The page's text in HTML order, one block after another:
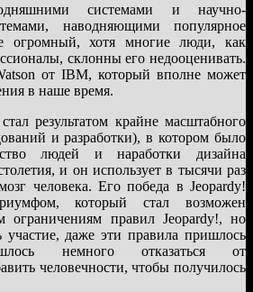
системами и научно-
наводняющими популярное
огромный, хотя многие люди, как
склонны его недооценивать.
от IBM, который вполне может
в наше время.
результатом крайне масштабного
и разработки), в котором было
людей и наработки дизайна
и он использует в тысячи раз
человека. Его победа в Jeopardy!
который стал возможен
ограничениям правил Jeopardy!, но
даже эти правила пришлось
немного отказаться от
человечности, чтобы получилось